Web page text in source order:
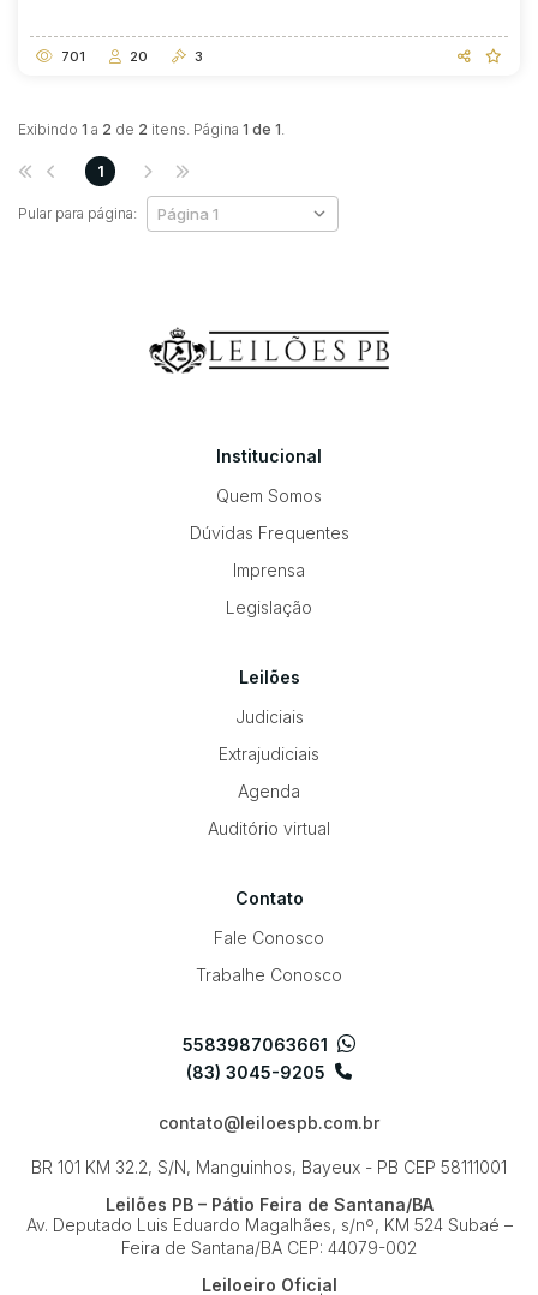
701 20 3
Exibindo 1 a 2 de 2 itens. Página 1 de 1.
Pular para página:
1
Institucional
Quem Somos
Dúvidas Frequentes
Imprensa
Legislação
Leilões
Judiciais
Extrajudiciais
Agenda
Auditório virtual
Contato
Fale Conosco
Trabalhe Conosco
5583987063661
(83) 3045-9205
contato@leiloespb.com.br
BR 101 KM 32.2, S/N, Manguinhos, Bayeux - PB CEP 58111001
Leilões PB – Pátio Feira de Santana/BA
Av. Deputado Luis Eduardo Magalhães, s/nº, KM 524Subaé –
Feira de Santana/BA CEP: 44079-002
Leiloeiro Oficial